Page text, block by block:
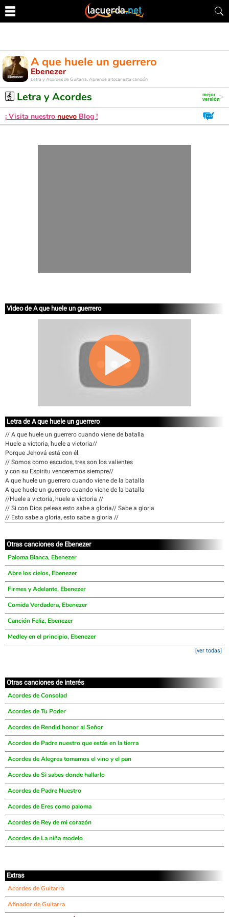
A que huele un guerrero
Ebenezer
Letra y Acordes de Guitarra. Aprende a tocar esta canción
Letra y Acordes
¡ Visita nuestro nuevo Blog !
Video de A que huele un guerrero
Letra de A que huele un guerrero
// A que huele un guerrero cuando viene de batalla
Huele a victoria, huele a victoria//
Porque Jehová está con él.
// Somos como escudos, tres son los valientes
y con su Espíritu venceremos siempre//
A que huele un guerrero cuando viene de la batalla
A que huele un guerrero cuando viene de la batalla
//Huele a victoria, huele a victoria //
// Si con Dios peleas esto sabe a gloria// Sabe a gloria
// Esto sabe a gloria, esto sabe a gloria //
Otras canciones de Ebenezer
Paloma Blanca, Ebenezer
Abre los cielos, Ebenezer
Firmes y Adelante, Ebenezer
Comida Verdadera, Ebenezer
Canción Feliz, Ebenezer
Medley en el principio, Ebenezer
[ver todas]
Otras canciones de interés
Acordes de Consolad
Acordes de Tu Poder
Acordes de Rendid honor al Señor
Acordes de Padre nuestro que estás en la tierra
Acordes de Alegres tomamos el vino y el pan
Acordes de Si sabes donde hallarlo
Acordes de Padre Nuestro
Acordes de Eres como paloma
Acordes de Rey de mi corazón
Acordes de La niña modelo
Extras
Acordes de Guitarra
Afinador de Guitarra